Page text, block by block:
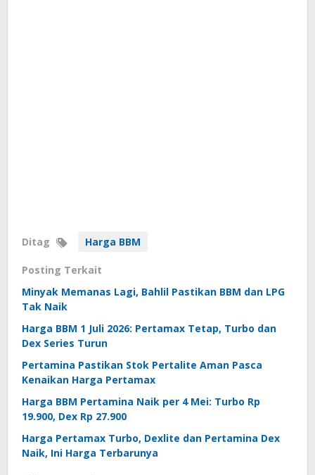
Ditag Harga BBM
Posting Terkait
Minyak Memanas Lagi, Bahlil Pastikan BBM dan LPG
Tak Naik
Harga BBM 1 Juli 2026: Pertamax Tetap, Turbo dan
Dex Series Turun
Pertamina Pastikan Stok Pertalite Aman Pasca
Kenaikan Harga Pertamax
Harga BBM Pertamina Naik per 4 Mei: Turbo Rp
19.900, Dex Rp 27.900
Harga Pertamax Turbo, Dexlite dan Pertamina Dex
Naik, Ini Harga Terbarunya